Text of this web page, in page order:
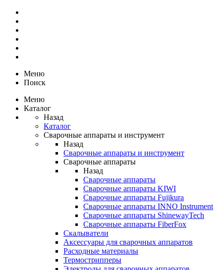
Меню
Поиск
Меню
Каталог
Назад
Каталог
Сварочные аппараты и инструмент
Назад
Сварочные аппараты и инструмент
Сварочные аппараты
Назад
Сварочные аппараты
Сварочные аппараты KIWI
Сварочные аппараты Fujikura
Сварочные аппараты INNO Instrument
Сварочные аппараты ShinewayTech
Cварочные аппараты FiberFox
Скалыватели
Аксессуары для сварочных аппаратов
Расходные материалы
Термострипперы